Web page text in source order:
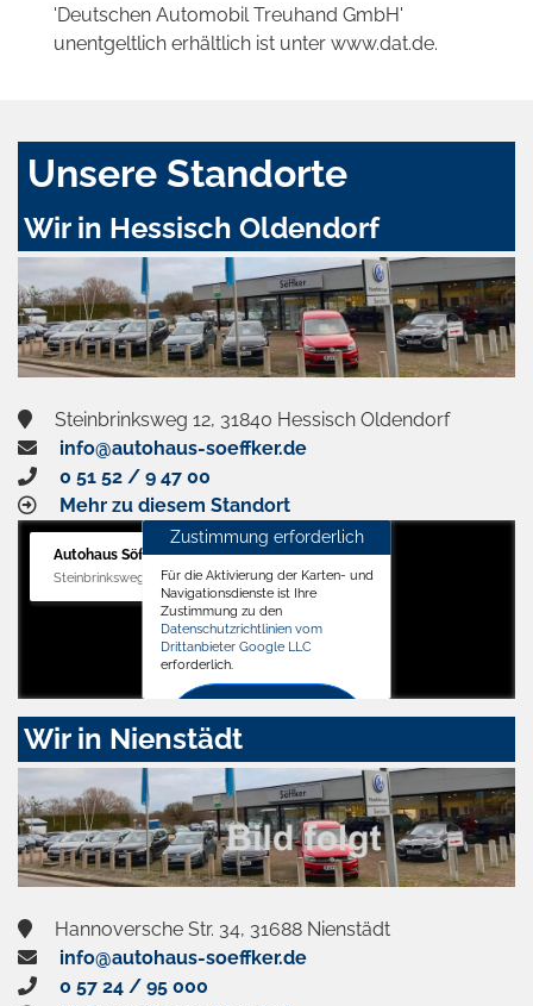
'Deutschen Automobil Treuhand GmbH'
unentgeltlich erhältlich ist unter www.dat.de.
Unsere Standorte
Wir in Hessisch Oldendorf
Steinbrinksweg 12, 31840 Hessisch Oldendorf
info@autohaus-soeffker.de
0 51 52 / 9 47 00
Mehr zu diesem Standort
Autohaus Söffker GmbH
Steinbrinksweg 12, 31840 Hessisch Oldendorf
Zustimmung erforderlich
Für die Aktivierung der Karten- und
Navigationsdienste ist Ihre
Zustimmung zu den
Datenschutzrichtlinien vom
Drittanbieter Google LLC
erforderlich.
Zustimmen
aktivieren
Wir in Nienstädt
Hannoversche Str. 34, 31688 Nienstädt
info@autohaus-soeffker.de
0 57 24 / 95 000